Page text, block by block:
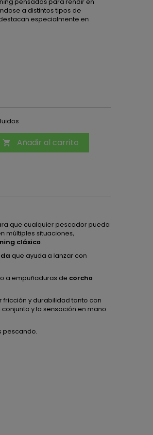
a distintos tipos de
especialmente en
 Añadir al carrito
que cualquier pescador pueda
múltiples situaciones,
clásico.
que ayuda a lanzar con
a empuñaduras de corcho
y durabilidad tanto con
y la sensación en mano
pescando.